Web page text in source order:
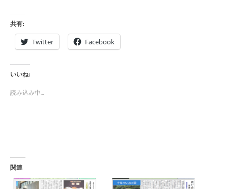
共有:
Twitter Facebook
いいね:
読み込み中…
関連